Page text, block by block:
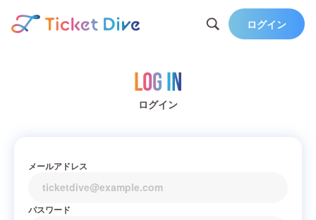
ログイン
Log in
ログイン
メールアドレス
パスワード